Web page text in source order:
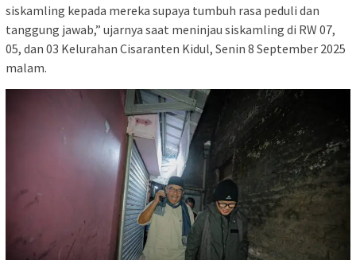
siskamling kepada mereka supaya tumbuh rasa peduli dan
tanggung jawab,” ujarnya saat meninjau siskamling di RW 07,
05, dan 03 Kelurahan Cisaranten Kidul, Senin 8 September 2025
malam.